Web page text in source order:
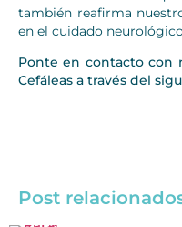
también reafirma
en el cuidado
Ponte en contacto con
Cefáleas a través del
Post